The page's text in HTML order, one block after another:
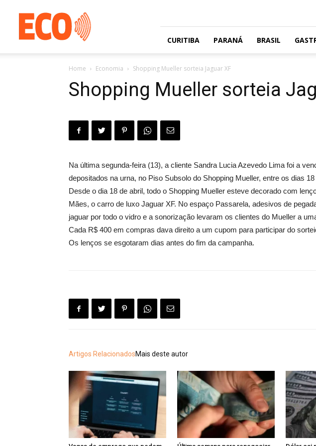
gratuito
com
circulação
CURITIBA PARANÁ BRASIL
Home Economia Shopping Mueller sorteia Jaguar XF
Shopping Mueller sorteia
Na última segunda-feira (13), a cliente Sandra Lucia Azevedo Lima foi a
depositados na urna, no Piso Subsolo do Shopping Mueller, entre os dias
Desde o dia 18 de abril, todo o Shopping Mueller esteve decorado com
Mães, o carro de luxo Jaguar XF. No espaço Passarela, adesivos de
jaguar por todo o vidro e a sonorização levaram os clientes do Mueller a
Cada R$ 400 em compras dava direito a um cupom para participar do
Os lenços se esgotaram dias antes do fim da campanha.
Artigos RelacionadosMais deste autor